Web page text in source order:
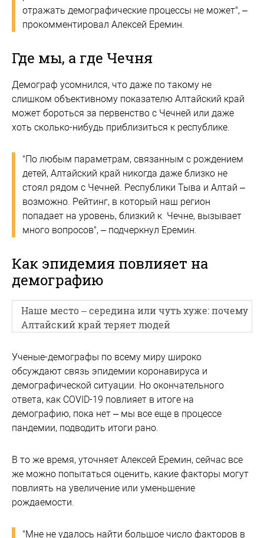
отражать демографические процессы не может", –
прокомментировал Алексей Еремин.
Где мы, а где Чечня
Демограф усомнился, что даже по такому не
слишком объективному показателю Алтайский край
может бороться за первенство с Чечней или даже
хоть сколько-нибудь приблизиться к республике.
"По любым параметрам, связанным с рождением
детей, Алтайский край никогда даже близко не
стоял рядом с Чечней. Республики Тыва и Алтай –
возможно. Рейтинг, в который наш регион
попадает на уровень, близкий к Чечне, вызывает
много вопросов", – подчеркнул Еремин.
Как эпидемия повлияет на
демографию
Наше место – середина или чуть хуже: почему
Алтайский край теряет людей
Ученые-демографы по всему миру широко
обсуждают связь эпидемии коронавируса и
демографической ситуации. Но окончательного
ответа, как COVID-19 повлияет в итоге на
демографию, пока нет – мы все еще в процессе
пандемии, подводить итоги рано.
В то же время, уточняет Алексей Еремин, сейчас все
же можно попытаться оценить, какие факторы могут
повлиять на увеличение или уменьшение
рождаемости.
"Мне не удалось найти большое число факторов в